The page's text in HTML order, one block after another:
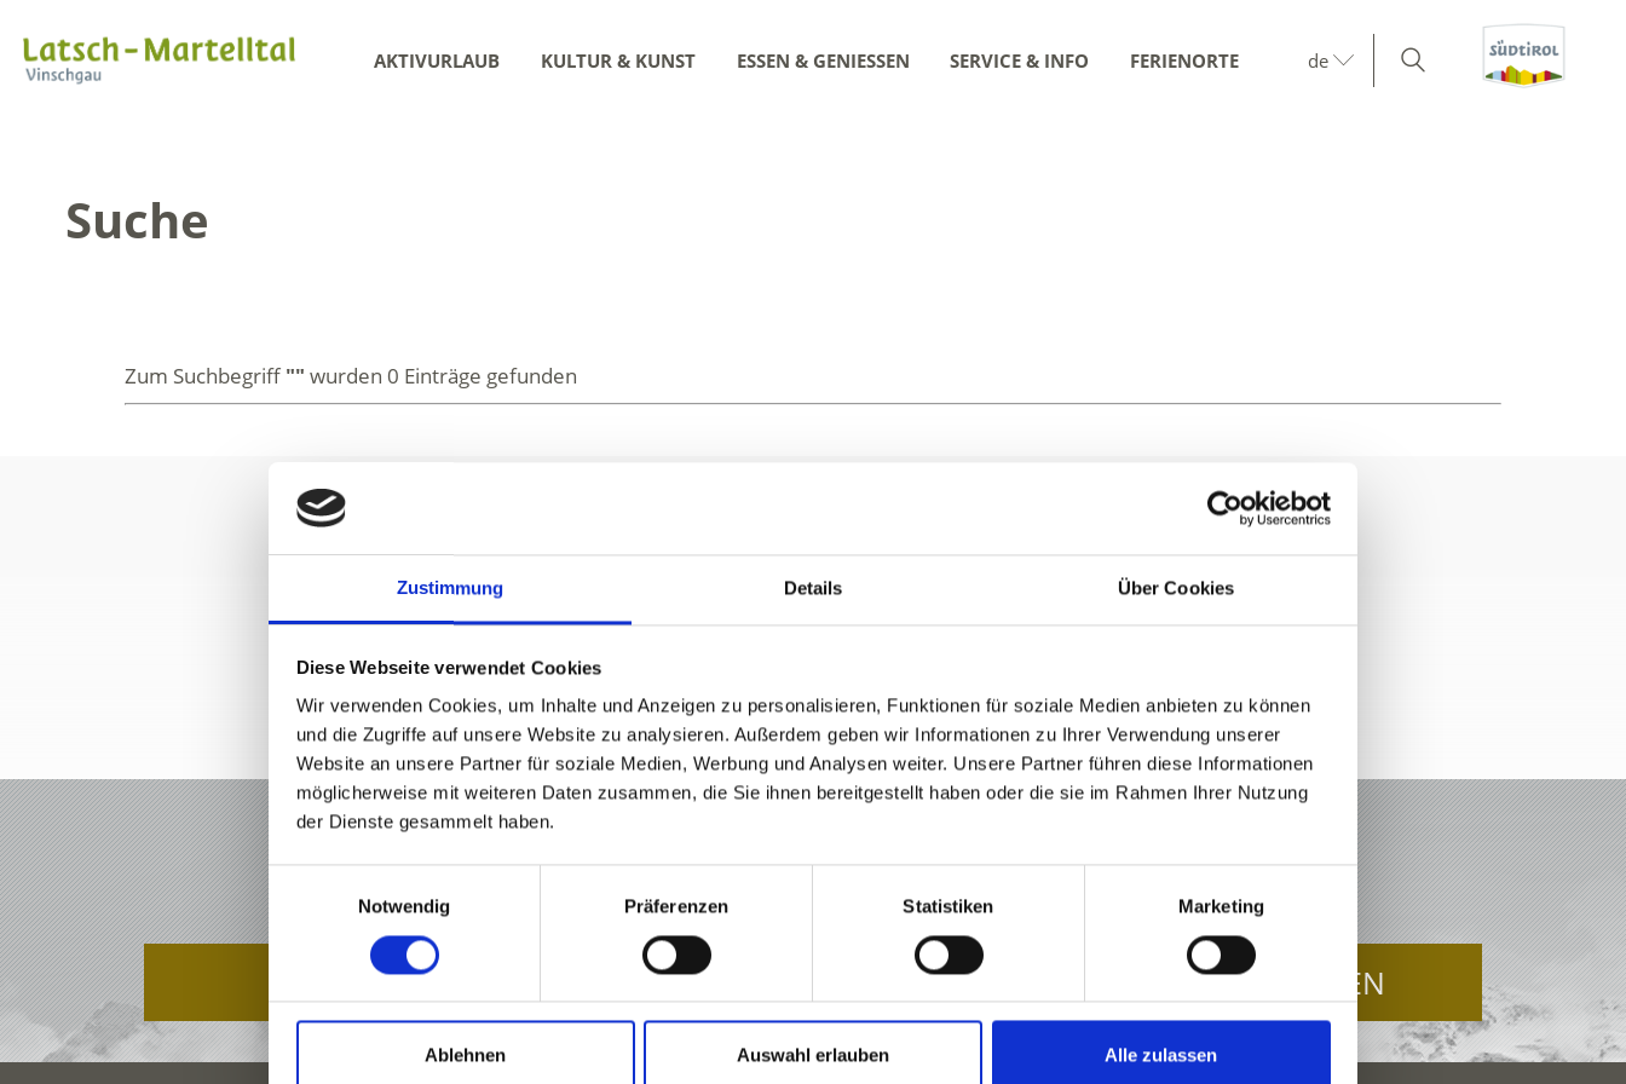
Zustimmung Details Über Cookies
Diese Webseite verwendet Cookies
Wir verwenden Cookies, um Inhalte und Anzeigen zu personalisieren, Funktionen für soziale Medien anbieten zu können
und die Zugriffe auf unsere Website zu analysieren. Außerdem geben wir Informationen zu Ihrer Verwendung unserer
Website an unsere Partner für soziale Medien, Werbung und Analysen weiter. Unsere Partner führen diese Informationen
möglicherweise mit weiteren Daten zusammen, die Sie ihnen bereitgestellt haben oder die sie im Rahmen Ihrer Nutzung
der Dienste gesammelt haben.
Einwilligungsauswahl
Notwendig
Präferenzen Statistiken Marketing
Ablehnen Auswahl erlauben Alle zulassen
AKTIVURLAUB KULTUR & KUNST ESSEN & GENIESSEN SERVICE & INFO FERIENORTE de
Suche
Zum Suchbegriff "" wurden0 Einträge gefunden
+39 0473 62 31 09
URLAUB IN LATSCH-MARTELLTAL
ANGEBOTE JETZT ANFRAGEN